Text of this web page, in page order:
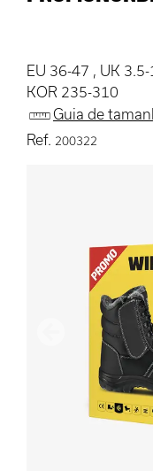
EU 36-47 , UK
KOR 235-310
Guia de
Ref. 200322
Anterior